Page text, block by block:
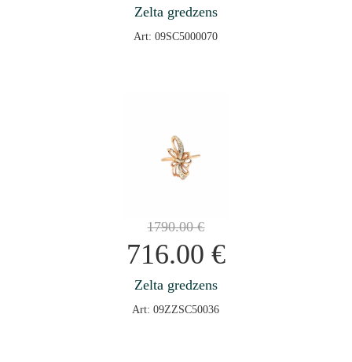
Zelta gredzens
Art: 09SC5000070
1790.00€
716.00 €
Zelta gredzens
Art: 09ZZSC50036